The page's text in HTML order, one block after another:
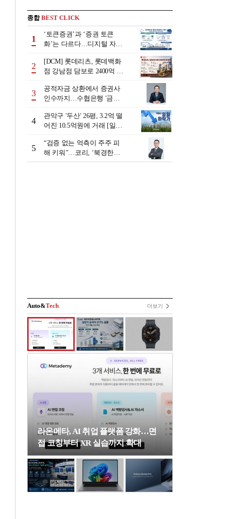
종합BEST CLICK
1
‘토큰증권’과 ‘증권 토큰
화’는 다르다…디지털 자본
2
[DCM] 롯데리츠, 롯데백화
점 강남점 담보로 2400억 조
3
공적자금 상환에서 증권사
인수까지…수협은행 '금융
행 금융그룹의 꿈①]
4
관악구 '두산' 26평, 3.2억 떨
어진 10.5억원에 거래 [일일
5
“검증 없는 억측이 주주 피
해 키워”…코리, ‘북경한미
미수채권 논란’ 정면 반박
Auto&Tech 더보기
라온메타, AI 취업 플랫폼 강화…면
접 코칭부터 XR 실습까지 확대